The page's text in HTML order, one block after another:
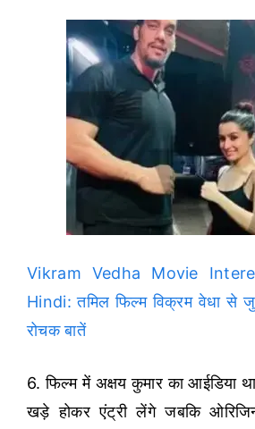
Vikram Vedha Movie
Hindi: तमिल फिल्म विक्रम वेधा से
रोचक बातें
6. फिल्म में अक्षय कुमार का आईडिया
खड़े होकर एंट्री लेंगे जबकि